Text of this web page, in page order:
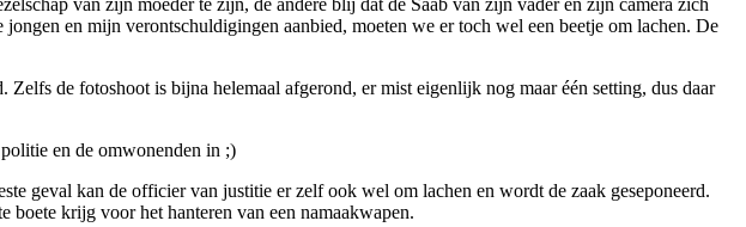
en mijn verontschuldigingen aanbied, moeten we er toch wel een beetje om lachen. De
de fotoshoot is bijna helemaal afgerond, er mist eigenlijk nog maar één setting, dus daar
en de omwonenden in ;)
geval kan de officier van justitie er zelf ook wel om lachen en wordt de zaak geseponeerd.
krijg voor het hanteren van een namaakwapen.